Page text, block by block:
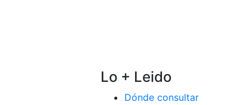
Lo + Leido
Dónde consultar